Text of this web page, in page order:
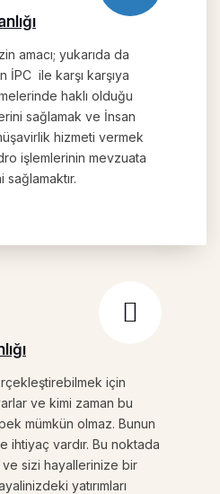
amacı; yukarıda da
İPC ile karşı karşıya
haklı olduğu
sağlamak ve İnsan
hizmeti vermek
işlemlerinin mevzuata
için
ve kimi zaman bu
mümkün olmaz. Bunun
ihtiyaç vardır. Bu noktada
sizi hayallerinize bir
yatırımları